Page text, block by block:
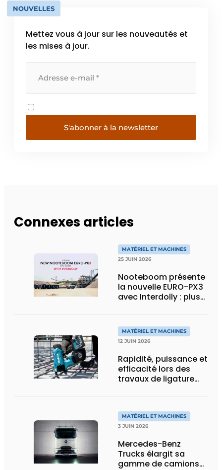
NOUVELLES
Mettez vous à jour sur les nouveautés et
les mises à jour.
S'abonner à la newsletter
Connexes articles
MATÉRIEL ET MACHINES
25 JUIN 2026
Nooteboom présente
la nouvelle EURO-PX3
avec Interdolly : plus
transport spécial
MATÉRIEL ET MACHINES
12 JUIN 2026
Rapidité, puissance et
efficacité lors des
travaux de ligature
MATÉRIEL ET MACHINES
3 JUIN 2026
Mercedes-Benz
Trucks élargit sa
gamme de camions